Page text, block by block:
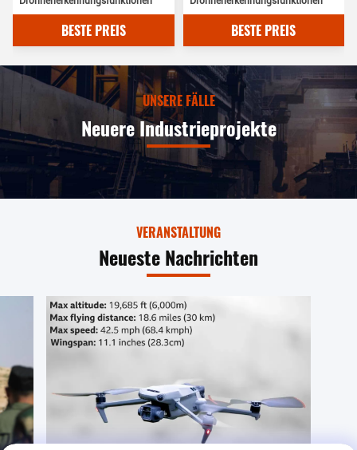
BESTE PREIS BESTE PREIS
UNSERE FÄLLE
Neuere Industrieprojekte
VERANSTALTUNG
Neueste Nachrichten